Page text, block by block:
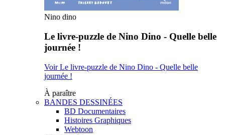
Nino dino
Le livre-puzzle de Nino Dino - Quelle belle
journée !
Voir Le livre-puzzle de Nino Dino - Quelle belle
journée !
À paraître
BANDES DESSINÉES
BD Documentaires
Histoires Graphiques
Webtoon